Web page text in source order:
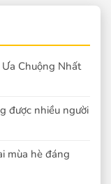
Chuộng Nhất
được nhiều người
mùa hè đáng